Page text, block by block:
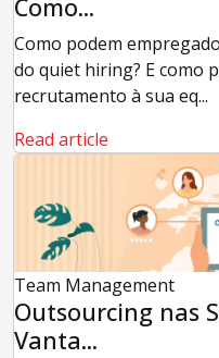
Como...
Como podem
do quiet hiring? E como
recrutamento à sua eq...
Read article
Team Management
Outsourcing nas
Vanta...